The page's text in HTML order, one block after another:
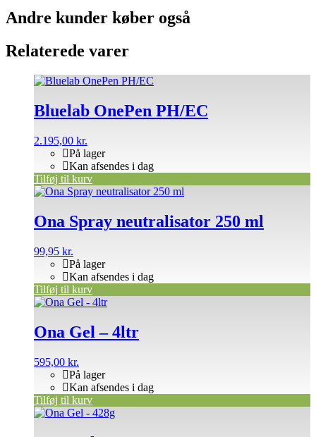
Andre kunder køber også
Relaterede varer
Bluelab OnePen PH/EC
2.195,00 kr.
På lager
Kan afsendes i dag
Tilføj til kurv
Ona Spray neutralisator 250 ml
99,95 kr.
På lager
Kan afsendes i dag
Tilføj til kurv
Ona Gel – 4ltr
595,00 kr.
På lager
Kan afsendes i dag
Tilføj til kurv